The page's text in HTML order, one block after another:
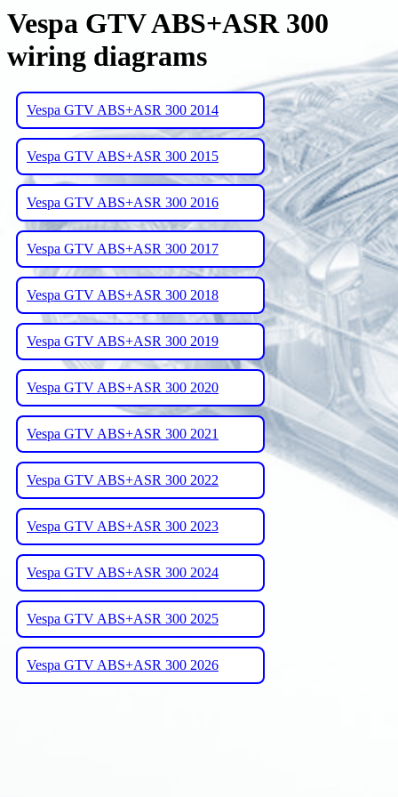
Vespa GTV ABS+ASR 300
wiring diagrams
Vespa GTV ABS+ASR 300 2014
Vespa GTV ABS+ASR 300 2015
Vespa GTV ABS+ASR 300 2016
Vespa GTV ABS+ASR 300 2017
Vespa GTV ABS+ASR 300 2018
Vespa GTV ABS+ASR 300 2019
Vespa GTV ABS+ASR 300 2020
Vespa GTV ABS+ASR 300 2021
Vespa GTV ABS+ASR 300 2022
Vespa GTV ABS+ASR 300 2023
Vespa GTV ABS+ASR 300 2024
Vespa GTV ABS+ASR 300 2025
Vespa GTV ABS+ASR 300 2026